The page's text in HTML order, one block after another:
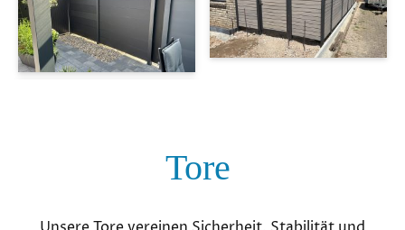
Tore